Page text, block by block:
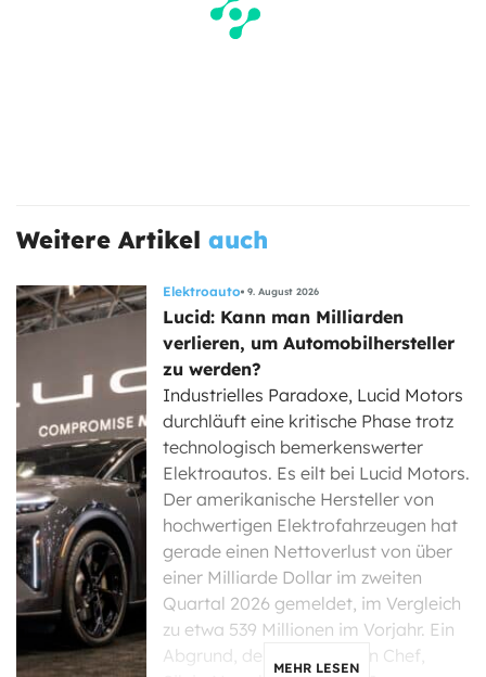
Weitere Artikel auch
Elektroauto 9. August 2026
Lucid: Kann man Milliarden
verlieren, um Automobilhersteller
zu werden?
Industrielles Paradoxe, Lucid Motors
durchläuft eine kritische Phase trotz
technologisch bemerkenswerter
Elektroautos. Es eilt bei Lucid Motors.
Der amerikanische Hersteller von
hochwertigen Elektrofahrzeugen hat
gerade einen Nettoverlust von über
einer Milliarde Dollar im zweiten
Quartal 2026 gemeldet, im Vergleich
zu etwa 539 Millionen im Vorjahr. Ein
Abgrund, der seinen neuen Chef,
MEHR LESEN